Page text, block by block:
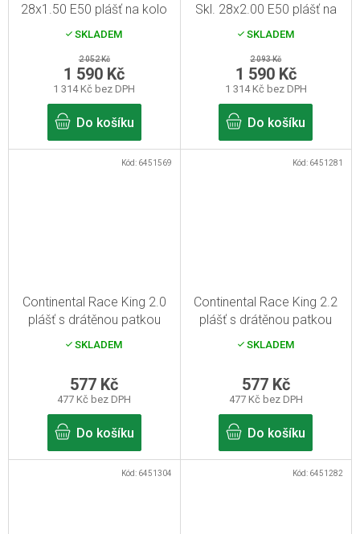
28x1.50 E50 plášť na kolo
SKLADEM
2 052 Kč
1 314 Kč bez DPH
1 590 Kč
Do košíku
Skl. 28x2.00 E50 plášť na
SKLADEM
2 093 Kč
1 314 Kč bez DPH
1 590 Kč
Do košíku
Continental Race King 2.0
plášť s drátěnou patkou
29x2.00 černá Skin
SKLADEM
477 Kč bez DPH
577 Kč
Do košíku
Kód: 6451569
Continental Race King 2.2
plášť s drátěnou patkou
26x2.20 černá Skin
SKLADEM
477 Kč bez DPH
577 Kč
Do košíku
Kód: 6451281
Kód: 6451304 Kód: 6451282